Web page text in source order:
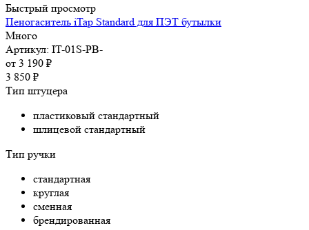
Быстрый просмотр
Пеногаситель iTap Standard для ПЭТ бутылки
Много
Артикул: IT-01S-PB-
от 3 190 ₽
3 850 ₽
Тип штуцера
пластиковый стандартный
шлицевой стандартный
Тип ручки
стандартная
круглая
сменная
брендированная